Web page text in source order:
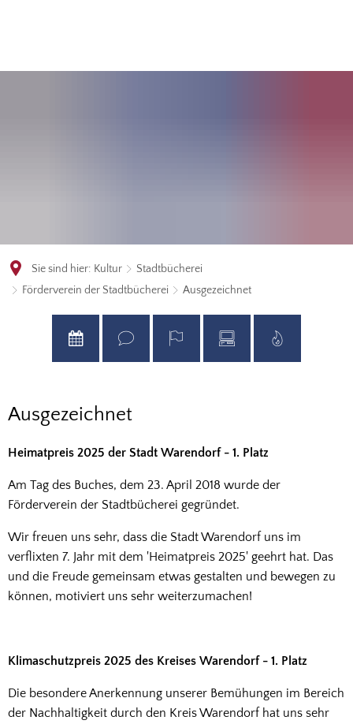
Sie sind hier: Kultur
Stadtbücherei
Förderverein der Stadtbücherei
Ausgezeichnet
Ausgezeichnet
Ausgezeichnet
Heimatpreis 2025 der Stadt Warendorf - 1. Platz
Am Tag des Buches, dem 23. April 2018 wurde der
Förderverein der Stadtbücherei gegründet.
Wir freuen uns sehr, dass die Stadt Warendorf uns im
verflixten 7. Jahr mit dem 'Heimatpreis 2025' geehrt hat. Das
und die Freude gemeinsam etwas gestalten und bewegen zu
können, motiviert uns sehr weiterzumachen!
Klimaschutzpreis 2025 des Kreises Warendorf - 1. Platz
Die besondere Anerkennung unserer Bemühungen im Bereich
der Nachhaltigkeit durch den Kreis Warendorf hat uns sehr